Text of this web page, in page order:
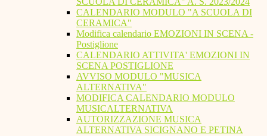
CALENDARIO MODULO "A SCUOLA DI
CERAMICA"
Modifica calendario EMOZIONI IN SCENA -
Postiglione
CALENDARIO ATTIVITA' EMOZIONI IN
SCENA POSTIGLIONE
AVVISO MODULO "MUSICA
ALTERNATIVA"
MODIFICA CALENDARIO MODULO
MUSICALTERNATIVA
AUTORIZZAZIONE MUSICA
ALTERNATIVA SICIGNANO E PETINA